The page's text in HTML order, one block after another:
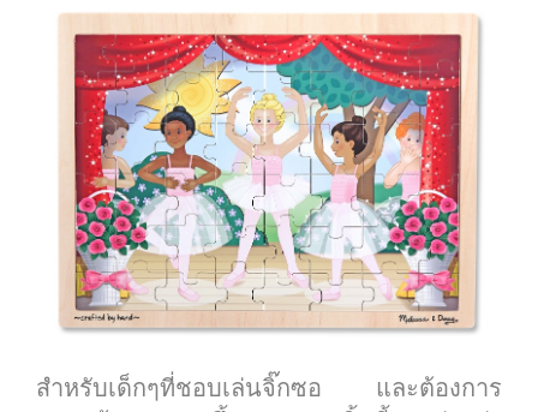
สำหรับเด็กๆที่ชอบเล่นจิ๊กซอ และต้องการ